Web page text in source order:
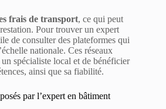
frais de transport, ce qui peut
Pour trouver un expert
de consulter des plateformes qui
nationale. Ces réseaux
spécialiste local et de bénéficier
ainsi que sa fiabilité.
par l’expert en bâtiment